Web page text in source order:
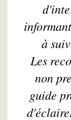
à
Les
non
guide